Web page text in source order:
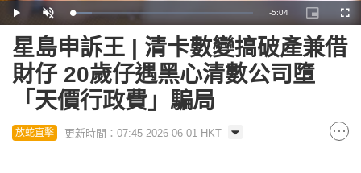
Play Unmute Loaded:
10.58%
Remaining
Time
-5:04
Picture-
in-
星島申訴王 | 清卡數變搞破產兼借
財仔 20歲仔遇黑心清數公司墮
「天價行政費」騙局
放蛇直擊 更新時間：07:45 2026-06-01 HKT